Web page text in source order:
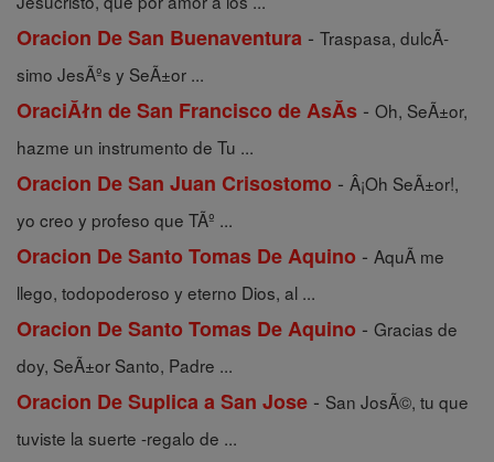
Oracion De San Buenaventura - Traspasa, dulcÃ­
simo JesÃºs y SeÃ±or ...
OraciĂłn de San Francisco de AsĂ­s - Oh, SeÃ±or,
hazme un instrumento de Tu ...
Oracion De San Juan Crisostomo - Â¡Oh SeÃ±or!,
yo creo y profeso que TÃº ...
Oracion De Santo Tomas De Aquino - AquÃ­ me
llego, todopoderoso y eterno Dios, al ...
Oracion De Santo Tomas De Aquino - Gracias de
doy, SeÃ±or Santo, Padre ...
Oracion De Suplica a San Jose - San JosÃ©, tu que
tuviste la suerte -regalo de ...